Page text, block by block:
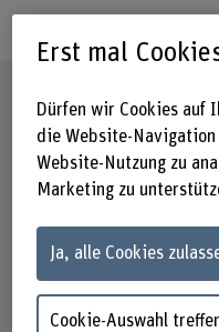
Steckbrief
Erst mal
Dürfen wir Cookies auf
die Website-
Website-Nutzung zu
Marketing zu
Ja, alle Cookies
Cookie-Auswahl